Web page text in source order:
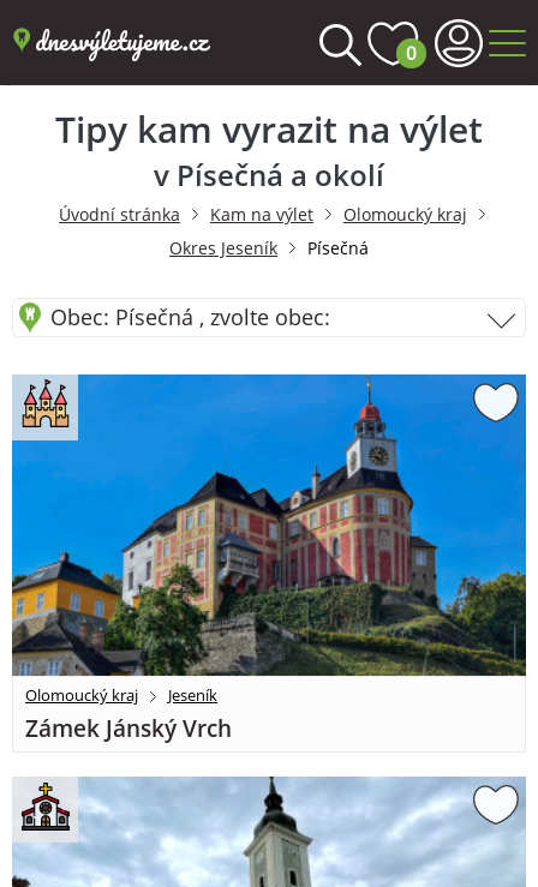
0
Tipy kam vyrazit na výlet
v Písečná a okolí
Úvodní stránka Kam na výlet
Olomoucký kraj
Okres Jeseník
Písečná
Obec: Písečná , zvolte obec:
Olomoucký kraj Jeseník
Zámek Jánský Vrch